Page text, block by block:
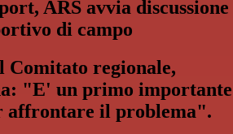
ARS av­via di­scus­sio­ne
di cam­po
Comitato regionale,
"E' un pri­mo im­por­tan­te
af­fron­ta­re il pro­ble­ma".